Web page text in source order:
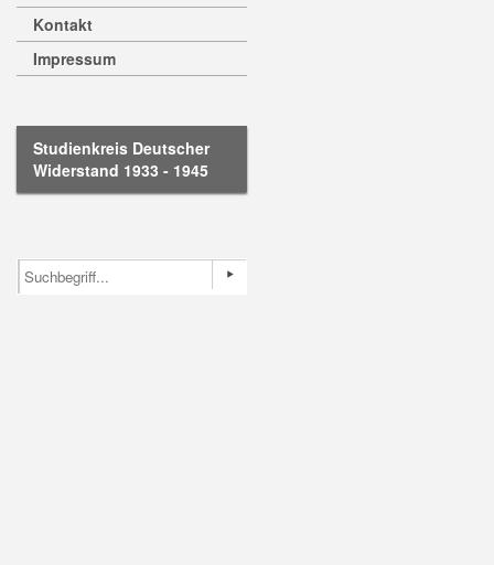
Kontakt
Impressum
Studienkreis Deutscher
Widerstand 1933 - 1945